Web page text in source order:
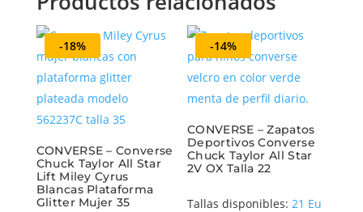
-18%
CONVERSE – Converse
Chuck Taylor All Star
Lift Miley Cyrus
Blancas Plataforma
Glitter Mujer 35
-14%
CONVERSE – Zapatos
Deportivos Converse
Chuck Taylor All Star
2V OX Talla 22
Tallas disponibles: 21 Eu